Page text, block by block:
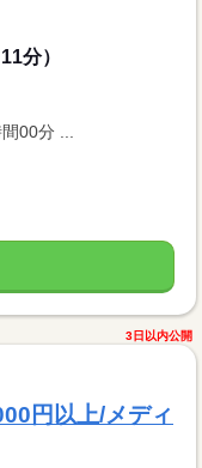
分）
00分 ...
3日以内公開
円以上/メディ